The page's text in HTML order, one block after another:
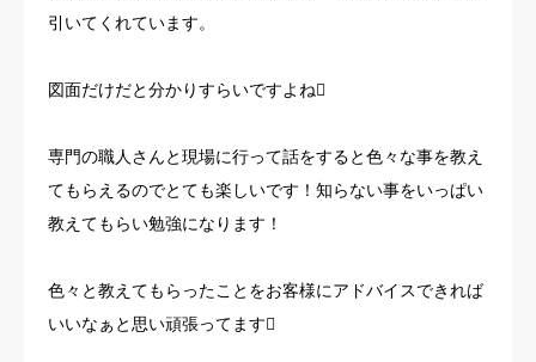
引いてくれています。
図面だけだと分かりすらいですよね
専門の職人さんと現場に行って話をすると色々な事を教え
てもらえるのでとても楽しいです！知らない事をいっぱい
教えてもらい勉強になります！
色々と教えてもらったことをお客様にアドバイスできれば
いいなぁと思い頑張ってます